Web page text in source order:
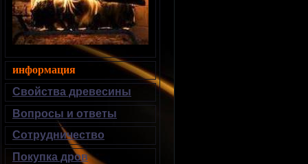
информация
Свойства древесины
Вопросы и ответы
Сотрудничество
Покупка дров